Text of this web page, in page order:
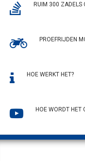
RUIM 300 ZADELS
PROEFRIJDEN
HOE WERKT HET?
HOE WORDT HET